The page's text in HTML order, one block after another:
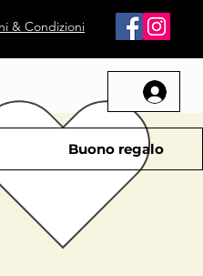
& Condizioni
Buono regalo